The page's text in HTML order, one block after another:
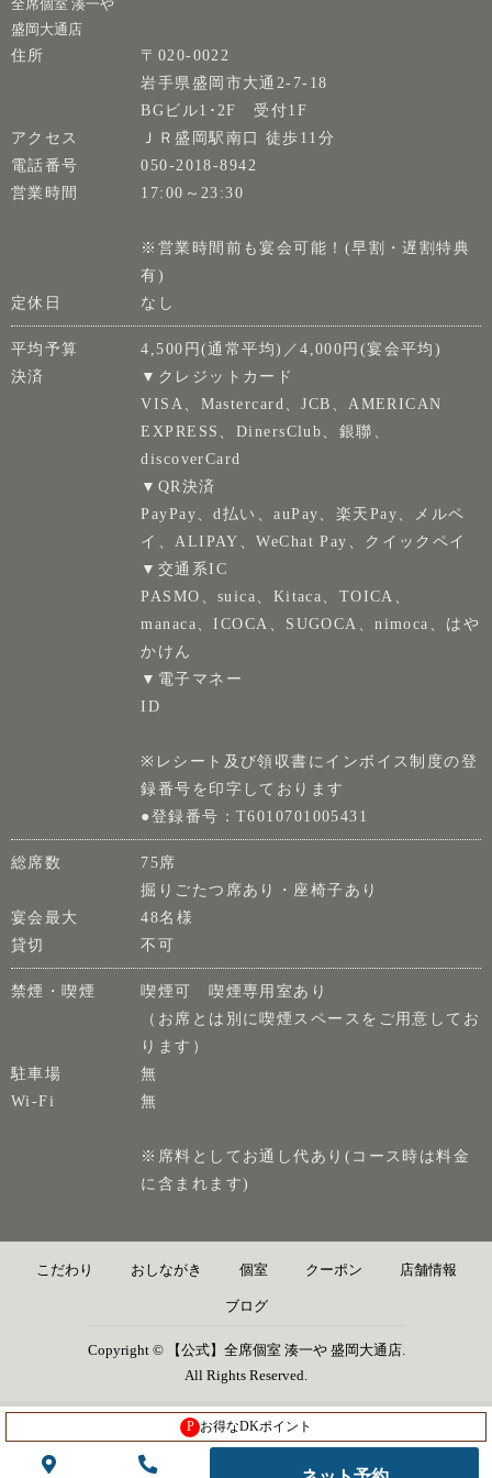
全席個室 湊一や
盛岡大通店
住所
〒020-0022
岩手県盛岡市大通2-7-18
BGビル1･2F 受付1F
アクセス
ＪＲ盛岡駅南口 徒歩11分
電話番号
050-2018-8942
営業時間
17:00～23:30
※営業時間前も宴会可能！(早割・遅割特典
有)
定休日
なし
平均予算
4,500円(通常平均)／4,000円(宴会平均)
決済
▼クレジットカード
VISA、Mastercard、JCB、AMERICAN
EXPRESS、DinersClub、銀聯、
discoverCard
▼QR決済
PayPay、d払い、auPay、楽天Pay、メルペ
イ、ALIPAY、WeChat Pay、クイックペイ
▼交通系IC
PASMO、suica、Kitaca、TOICA、
manaca、ICOCA、SUGOCA、nimoca、はや
かけん
▼電子マネー
ID
※レシート及び領収書にインボイス制度の登
録番号を印字しております
●登録番号：T6010701005431
総席数
75席
掘りごたつ席あり・座椅子あり
宴会最大
48名様
貸切
不可
禁煙・喫煙
喫煙可 喫煙専用室あり
（お席とは別に喫煙スペースをご用意してお
ります）
駐車場
無
Wi-Fi
無
※席料としてお通し代あり(コース時は料金
に含まれます)
こだわり おしながき 個室 クーポン 店舗情報
ブログ
Copyright © 【公式】全席個室 湊一や 盛岡大通店.
All Rights Reserved.
P お得なDKポイント